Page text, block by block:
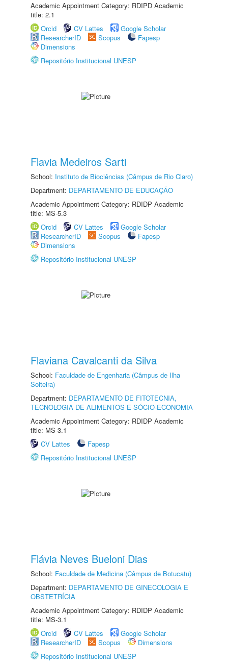
Academic Appointment Category: RDIPD Academic
title: 2.1
Orcid
CV Lattes
Google Scholar
ResearcherID
Scopus
Fapesp
Dimensions
Repositório Institucional UNESP
Flavia Medeiros Sarti
School: Instituto de Biociências (Câmpus de Rio Claro)
Department: DEPARTAMENTO DE EDUCAÇÃO
Academic Appointment Category: RDIDP Academic
title: MS-5.3
Orcid
CV Lattes
Google Scholar
ResearcherID
Scopus
Fapesp
Dimensions
Repositório Institucional UNESP
Flaviana Cavalcanti da Silva
School: Faculdade de Engenharia (Câmpus de Ilha
Solteira)
Department: DEPARTAMENTO DE FITOTECNIA,
TECNOLOGIA DE ALIMENTOS E SÓCIO-ECONOMIA
Academic Appointment Category: RDIDP Academic
title: MS-3.1
CV Lattes
Fapesp
Repositório Institucional UNESP
Flávia Neves Bueloni Dias
School: Faculdade de Medicina (Câmpus de Botucatu)
Department: DEPARTAMENTO DE GINECOLOGIA E
OBSTETRÍCIA
Academic Appointment Category: RDIDP Academic
title: MS-3.1
Orcid
CV Lattes
Google Scholar
ResearcherID
Scopus
Dimensions
Repositório Institucional UNESP